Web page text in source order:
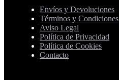
Envíos y Devoluciones
Términos y Condiciones
Aviso Legal
Política de Privacidad
Política de Cookies
Contacto